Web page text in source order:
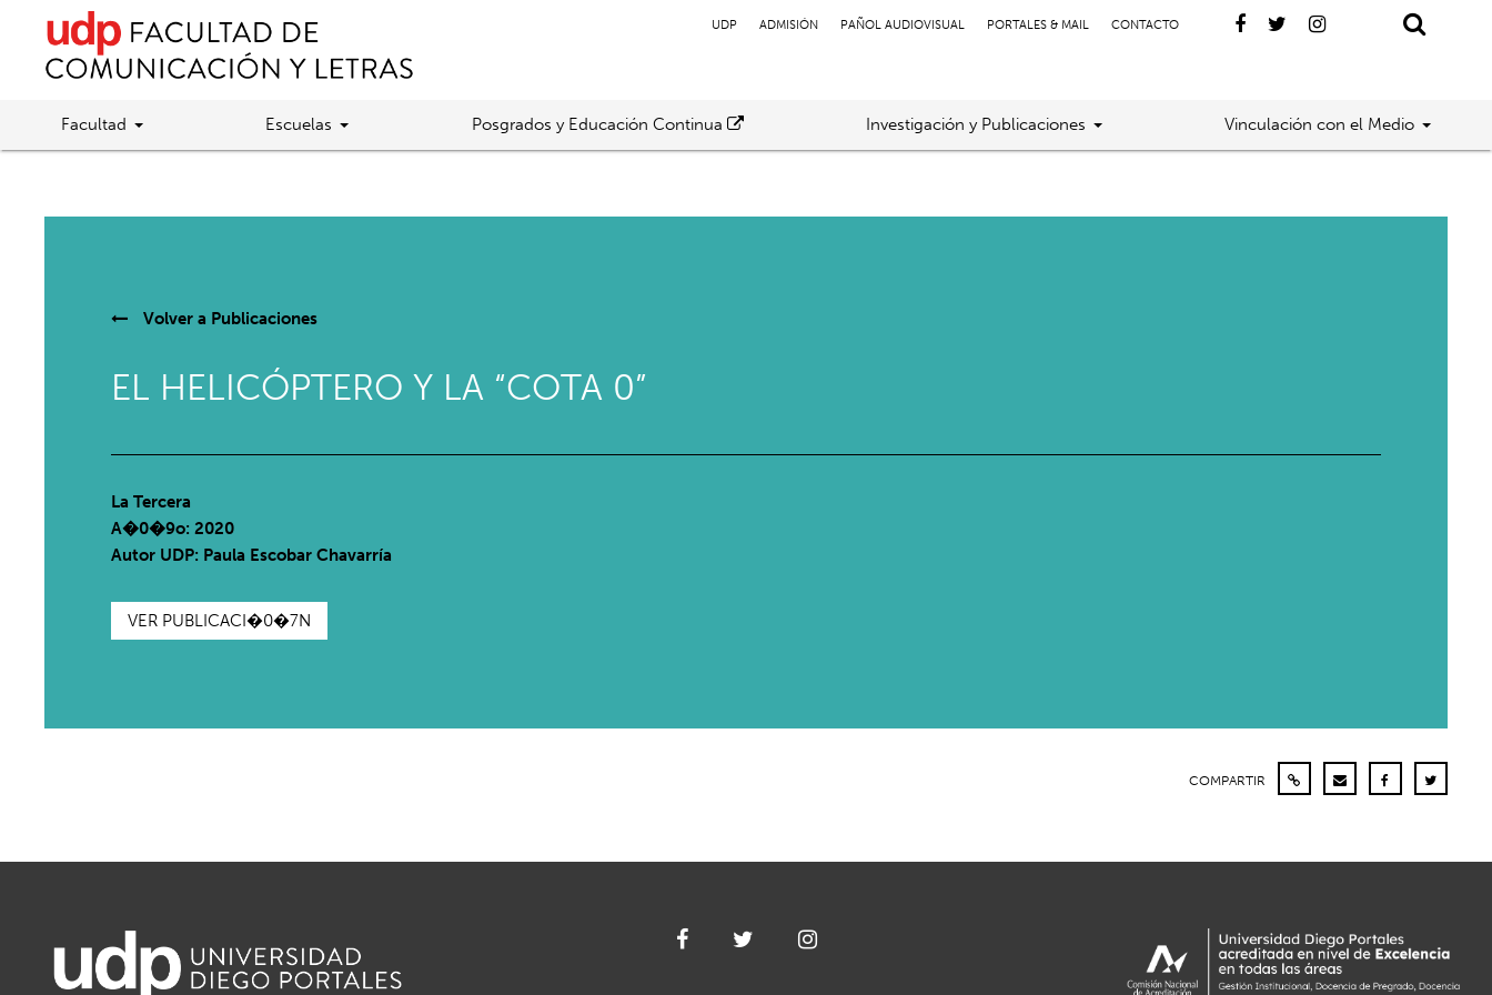
UDP ADMISIÓN PAÑOL AUDIOVISUAL PORTALES & MAIL CONTACTO
Facultad Escuelas Posgrados y Educación Continua Investigación y Publicaciones Vinculación con el Medio
Volver a Publicaciones
EL HELICÓPTERO Y LA “COTA 0”
La Tercera
A�0�9o: 2020
Autor UDP: Paula Escobar Chavarría
VER PUBLICACI�0�7N
COMPARTIR